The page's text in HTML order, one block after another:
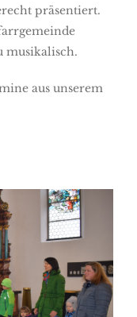
präsentiert.
musikalisch.
aus unserem